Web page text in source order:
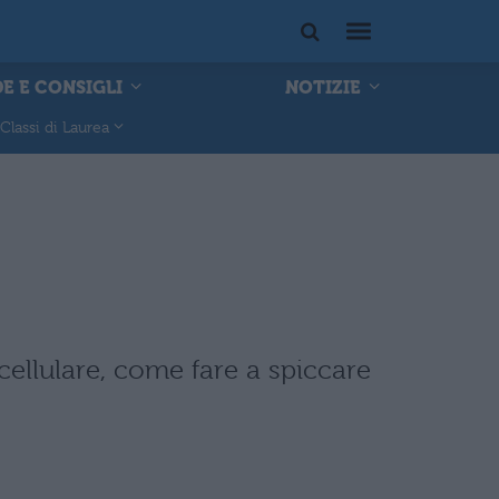
E CONSIGLI
NOTIZIE
Classi di Laurea
come fare a spiccare